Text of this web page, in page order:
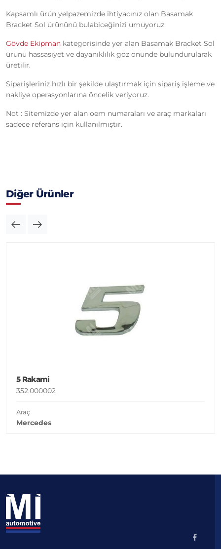
Kapsamlı ürün yelpazemizde ihtiyacınız olan Basamak
Bracket Sol ürününü bulabiceğinizi umuyoruz.
Gövde Ekipman kategorisinde yer alan Basamak Bracket Sol
ürünü hassasiyet ve dayanıklılık göz önünde bulundurularak
üretilir.
Siparişleriniz hızlı bir şekilde ulaştırmak için sipariş işleme ve
nakliye operasyonlarına öncelik veriyoruz.
Not : Sitemizde yer alan oem numaraları ve araç markaları
sadece referans için kullanılmıştır.
Diğer Ürünler
5 Rakami
352.000002
Araç
Mercedes